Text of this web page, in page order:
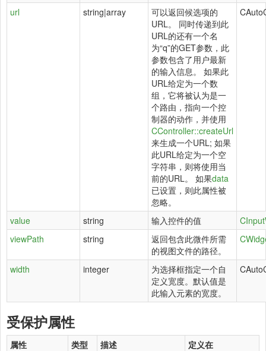
url string|array
可以返回候选项的
URL。 同时传递到此
URL的还有一个名
为“q”的GET参数，此
参数包含了用户最新
的输入信息。 如果此
URL给定为一个数
组，它将被认为是一
个路由，指向一个控
制器的动作，并使用
CController::createUrl
来生成一个URL; 如果
此URL给定为一个空
字符串，则将使用当
前的URL。 如果data
已设置，则此属性被
忽略。
value string 输入控件的值
viewPath
string
返回包含此微件所需
的视图文件的路径。
width integer
为选择框指定一个自
定义宽度。默认值是
此输入元素的宽度。
受保护属性
属性 类型 描述
定义在